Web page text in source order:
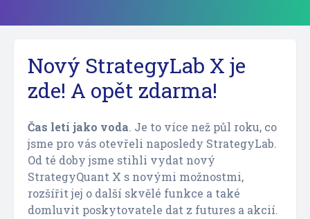
Nový StrategyLab X je
zde! A opět zdarma!
Čas letí jako voda. Je to více než půl roku, co
jsme pro vás otevřeli naposledy StrategyLab.
Od té doby jsme stihli vydat nový
StrategyQuant X s novými možnostmi,
rozšířit jej o další skvělé funkce a také
domluvit poskytovatele dat z futures a akcií.